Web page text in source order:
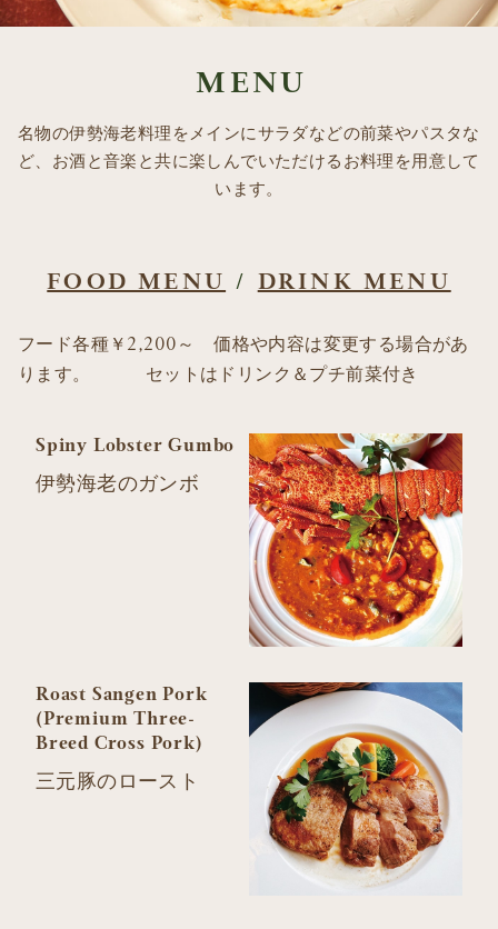
MENU
名物の伊勢海老料理をメインにサラダなどの前菜やパスタな
ど、お酒と音楽と共に楽しんでいただけるお料理を用意して
います。
FOOD MENU / DRINK MENU
フード各種￥2,200～ 価格や内容は変更する場合があ
ります。 セットはドリンク＆プチ前菜付き
Spiny Lobster Gumbo
伊勢海老のガンボ
Roast Sangen Pork
(Premium Three-
Breed Cross Pork)
三元豚のロースト